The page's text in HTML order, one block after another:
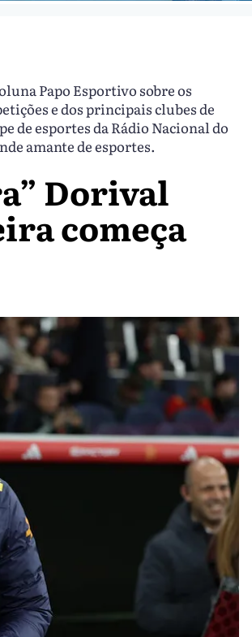
Papo Esportivo sobre os
e dos principais clubes de
de esportes da Rádio Nacional do
amante de esportes.
Dorival
começa